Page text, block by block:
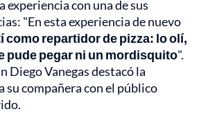
con una de sus
"En esta experiencia de nuevo
como repartidor de pizza: lo olí,
pude pegar ni un mordisquito".
Diego Vanegas destacó la
su compañera con el público